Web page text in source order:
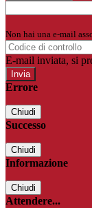
Non hai una e-mail
E-mail inviata, si
Errore
Chiudi
Successo
Chiudi
Informazione
Chiudi
Attendere...